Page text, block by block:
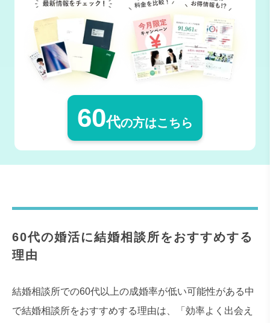
60代の方はこちら
60代の婚活に結婚相談所をおすすめする
理由
結婚相談所での60代以上の成婚率が低い可能性がある中
で結婚相談所をおすすめする理由は、「効率よく出会え